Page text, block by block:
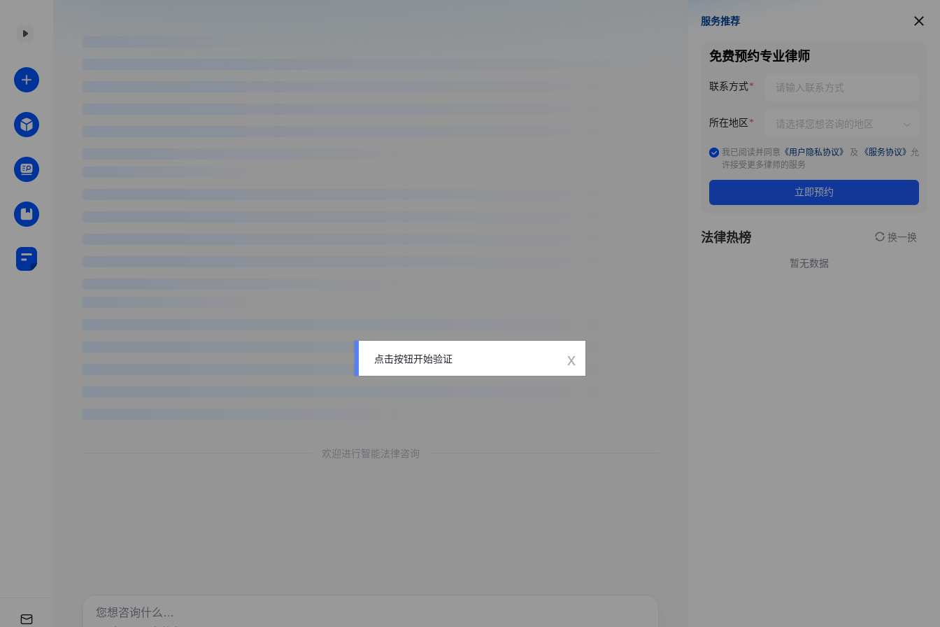
欢迎进行智能法律咨询
服务推荐
服务推荐
免费预约专业律师
联系方式
所在地区
我已阅读并同意 《用户隐私协议》 及 《服务协议》 允
许接受更多律师的服务
立即预约
法律热榜 换一换
暂无数据
点击按钮开始验证 x